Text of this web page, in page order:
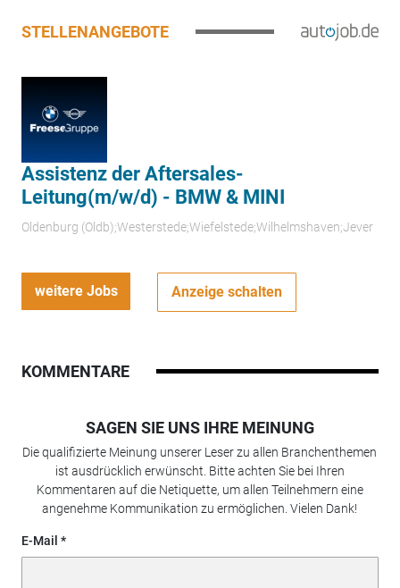
STELLENANGEBOTE
Assistenz der Aftersales-
Leitung(m/w/d) - BMW & MINI
Oldenburg (Oldb);Westerstede;Wiefelstede;Wilhelmshaven;Jever
weitere Jobs Anzeige schalten
KOMMENTARE
SAGEN SIE UNS IHRE MEINUNG
Die qualifizierte Meinung unserer Leser zu allen Branchenthemen
ist ausdrücklich erwünscht. Bitte achten Sie bei Ihren
Kommentaren auf die Netiquette, um allen Teilnehmern eine
angenehme Kommunikation zu ermöglichen. Vielen Dank!
E-Mail